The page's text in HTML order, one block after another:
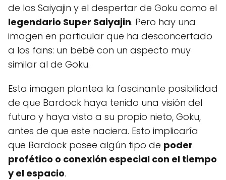
de los Saiyajin y el despertar de Goku como el
legendario Super Saiyajin. Pero hay una
imagen en particular que ha desconcertado
a los fans: un bebé con un aspecto muy
similar al de Goku.
Esta imagen plantea la fascinante posibilidad
de que Bardock haya tenido una visión del
futuro y haya visto a su propio nieto, Goku,
antes de que este naciera. Esto implicaría
que Bardock posee algún tipo de poder
profético o conexión especial con el tiempo
y el espacio.